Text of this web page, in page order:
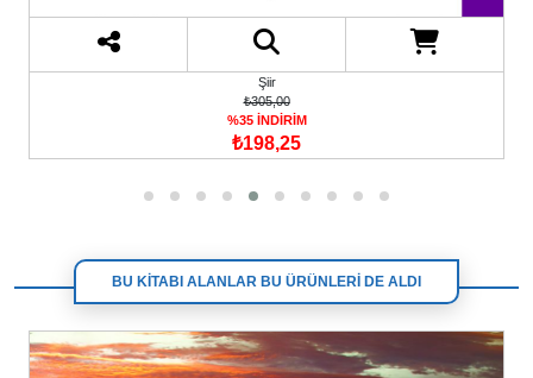
Şiir
₺305,00
%35 İNDİRİM
₺198,25
BU KİTABI ALANLAR BU ÜRÜNLERİ DE ALDI